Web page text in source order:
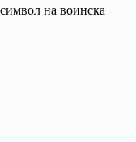
на воинска